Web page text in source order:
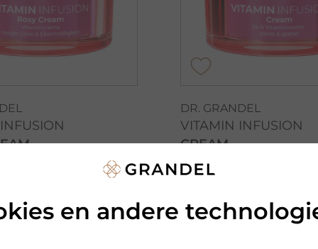
en andere
met vitamine
50 ml
DR. GRANDEL
VITAMIN INFUSION
CREAM
Vitamine crème
€ 56,00 50 ml
€ 1.120,00 pro 1 l